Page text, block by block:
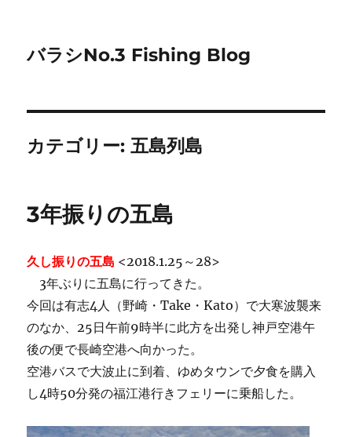
バラシNo.3 Fishing Blog
カテゴリー:五島列島
3年振りの五島
久し振りの五島 <2018.1.25～28>
3年ぶりに五島に行ってきた。
今回は有志4人（野崎・Take・Kato）で大寒波襲来
のなか、25日午前9時半に此方を出発し神戸空港午
後の便で長崎空港へ向かった。
空港バスで大波止に到着、ゆめタウンで夕食を購入
し4時50分発の福江港行きフェリーに乗船した。